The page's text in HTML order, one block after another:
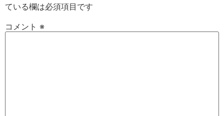
ている欄は必須項目です
コメント ※